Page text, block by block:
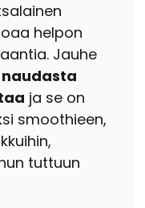
helpon
Jauhe
naudasta
ja se on
smoothieen,
tuttuun